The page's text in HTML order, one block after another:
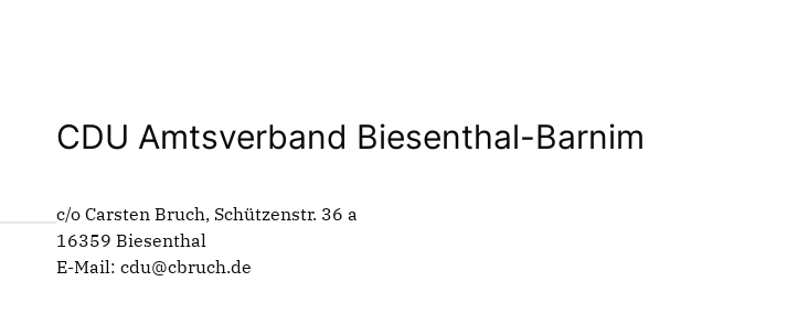
CDU Amtsverband Biesenthal-Barnim
c/o Carsten Bruch, Schützenstr. 36 a
16359 Biesenthal
E-Mail: cdu@cbruch.de